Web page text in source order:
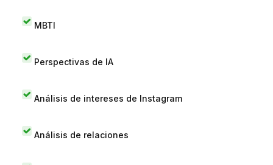
MBTI
Perspectivas de IA
Análisis de intereses de Instagram
Análisis de relaciones